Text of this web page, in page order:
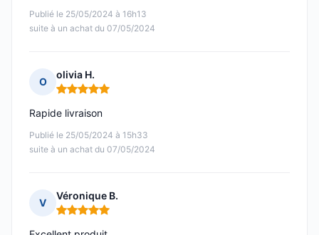
Publié le 25/05/2024 à 16h13
suite à un achat du 07/05/2024
O
olivia H.
Note : 5 sur 5
Publié le 25/05/2024 à 15h33
suite à un achat du 07/05/2024
Rapide livraison
V
Véronique B.
Note : 5 sur 5